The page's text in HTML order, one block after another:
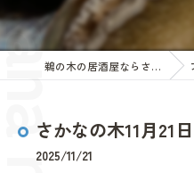
鵜の木の居酒屋ならさかなの木
さかなの木11月21
2025/11/21